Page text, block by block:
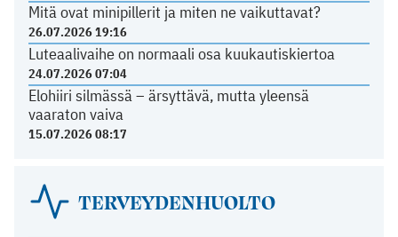
Mitä ovat minipillerit ja miten ne vaikuttavat?
26.07.2026 19:16
Luteaalivaihe on normaali osa kuukautiskiertoa
24.07.2026 07:04
Elohiiri silmässä – ärsyttävä, mutta yleensä
vaaraton vaiva
15.07.2026 08:17
TERVEYDENHUOLTO